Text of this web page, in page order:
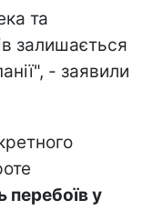
та
залишається
- заявили
перебоїв у